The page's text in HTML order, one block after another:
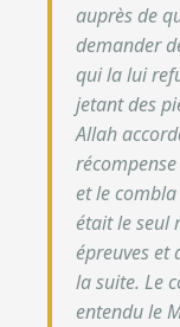
auprès de
demander
qui la lui
jetant des
Allah
et le
était le seul
épreuves et
la suite. Le
entendu le